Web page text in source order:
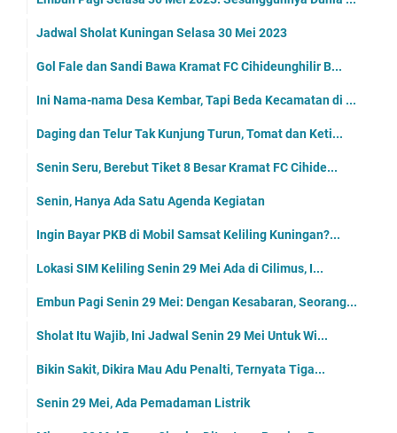
Jadwal Sholat Kuningan Selasa 30 Mei 2023
Gol Fale dan Sandi Bawa Kramat FC Cihideunghilir B...
Ini Nama-nama Desa Kembar, Tapi Beda Kecamatan di ...
Daging dan Telur Tak Kunjung Turun, Tomat dan Keti...
Senin Seru, Berebut Tiket 8 Besar Kramat FC Cihide...
Senin, Hanya Ada Satu Agenda Kegiatan
Ingin Bayar PKB di Mobil Samsat Keliling Kuningan?...
Lokasi SIM Keliling Senin 29 Mei Ada di Cilimus, I...
Embun Pagi Senin 29 Mei: Dengan Kesabaran, Seorang...
Sholat Itu Wajib, Ini Jadwal Senin 29 Mei Untuk Wi...
Bikin Sakit, Dikira Mau Adu Penalti, Ternyata Tiga...
Senin 29 Mei, Ada Pemadaman Listrik